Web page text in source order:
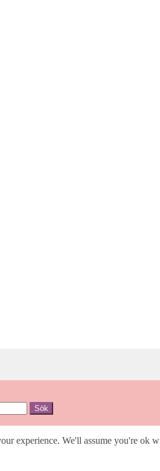
Sök
experience. We'll assume you're ok